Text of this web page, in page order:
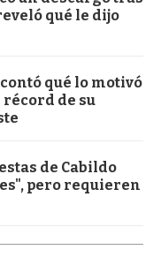
qué le dijo
qué lo motivó
de su
de Cabildo
pero requieren